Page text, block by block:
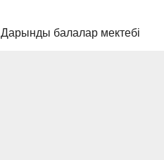
Дарынды балалар мектебі